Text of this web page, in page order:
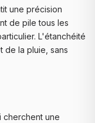
une précision
de pile tous les
L'étanchéité
de la pluie, sans
cherchent une